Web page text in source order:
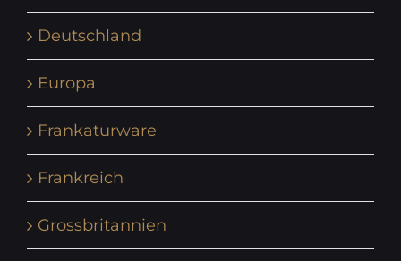
Deutschland
Europa
Frankaturware
Frankreich
Grossbritannien